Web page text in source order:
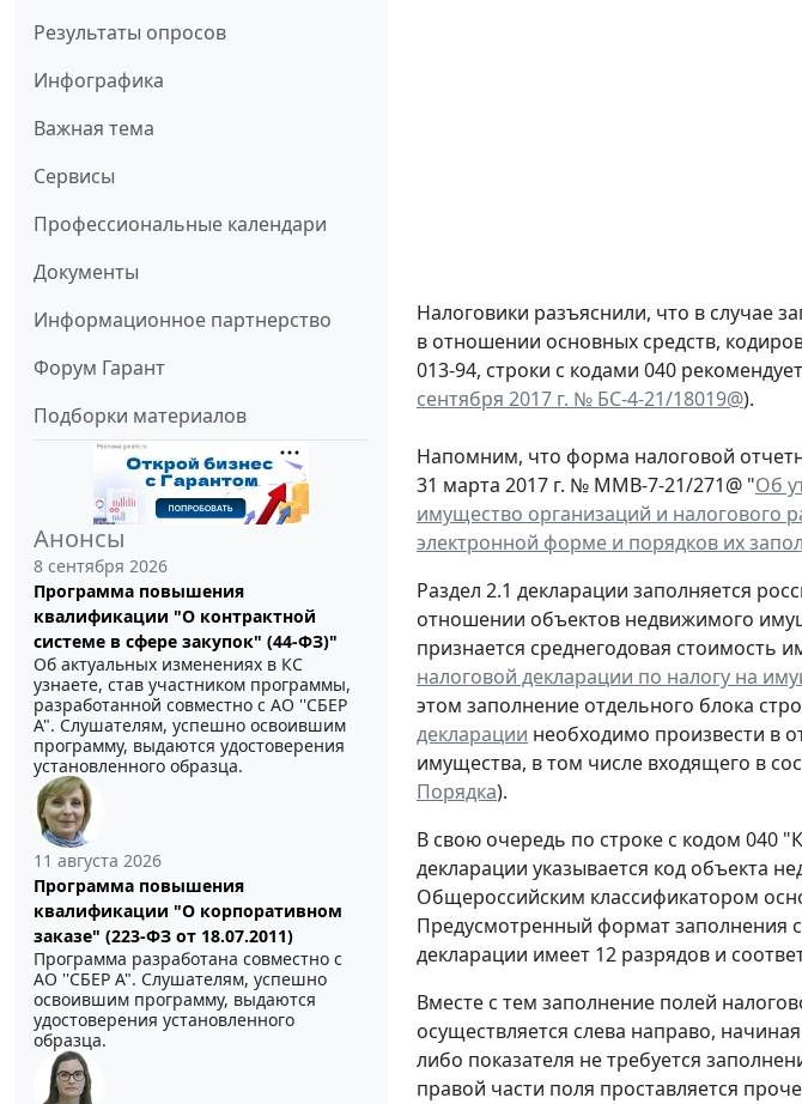
Результаты опросов
Инфографика
Важная тема
Сервисы
Профессиональные календари
Документы
Информационное партнерство
Форум Гарант
Подборки материалов
Анонсы
8 сентября 2026
Программа повышения
квалификации "О контрактной
системе в сфере закупок" (44-ФЗ)"
Об актуальных изменениях в КС
узнаете, став участником программы,
разработанной совместно с АО ''СБЕР
А". Слушателям, успешно освоившим
программу, выдаются удостоверения
установленного образца.
11 августа 2026
Программа повышения
квалификации "О корпоративном
заказе" (223-ФЗ от 18.07.2011)
Программа разработана совместно с
АО ''СБЕР А". Слушателям, успешно
освоившим программу, выдаются
удостоверения установленного
образца.
Налоговики разъяснили, что в случае
в отношении основных средств,
013-94, строки с кодами 040
сентября 2017 г. № БС-4-21/18019@).
Напомним, что форма налоговой
31 марта 2017 г. № ММВ-7-21/271@ "Об
имущество организаций и налогового
электронной форме и порядков их
Раздел 2.1 декларации заполняется
отношении объектов недвижимого
признается среднегодовая стоимость
налоговой декларации по налогу на
этом заполнение отдельного блока
декларации необходимо произвести в
имущества, в том числе входящего в
Порядка).
В свою очередь по строке с кодом 040
декларации указывается код объекта
Общероссийским классификатором
Предусмотренный формат заполнения
декларации имеет 12 разрядов и
Вместе с тем заполнение полей
осуществляется слева направо,
либо показателя не требуется
правой части поля проставляется